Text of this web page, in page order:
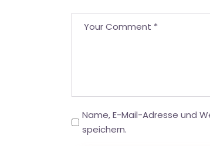
Name, E-Mail-Adresse und
speichern.